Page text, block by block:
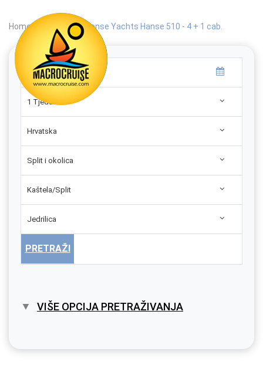
Home Search | Hanse Yachts Hanse 510 - 4 + 1 cab.
1 Tjedan
Hrvatska
Split i okolica
Kaštela/Split
Jedrilica
PRETRAŽI
VIŠE OPCIJA PRETRAŽIVANJA